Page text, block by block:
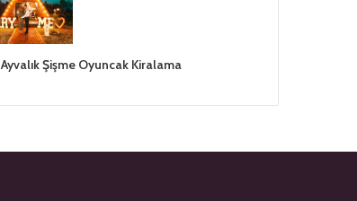
Ayvalık Şişme Oyuncak Kiralama